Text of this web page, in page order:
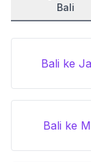
Bali
Bali ke
Bali ke